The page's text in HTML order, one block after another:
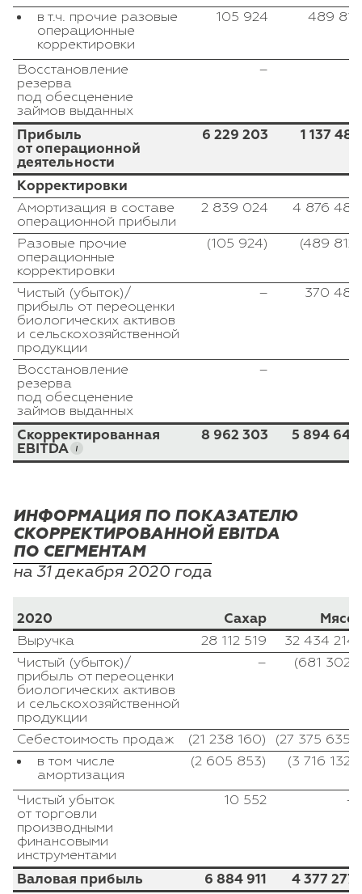
в т.ч. прочие разовые
операционные
корректировки
105 924 489 812
Восстановление
резерва
под обесценение
займов выданных
–
Прибыль
от операционной
деятельности
6 229 203 1 137 482
Корректировки
Амортизация в составе
операционной прибыли
2 839 024 4 876 484
Разовые прочие
операционные
корректировки
(105 924) (489 812)
Чистый (убыток)/
прибыль от переоценки
биологических активов
и сельскохозяйственной
продукции
– 370 486
Восстановление
резерва
под обесценение
займов выданных
–
Скорректированная
EBITDA
8 962 303 5 894 640
ИНФОРМАЦИЯ ПО ПОКАЗАТЕЛЮ
СКОРРЕКТИРОВАННОЙ EBITDA
ПО СЕГМЕНТАМ
на 31 декабря 2020 года
2020 Сахар Мясо
Выручка 28 112 519
32 434 214
Чистый (убыток)/
прибыль от переоценки
биологических активов
и сельскохозяйственной
продукции
– (681 302)
Себестоимость продаж (21 238 160)
(27 375 635)
в том числе
амортизация
(2 605 853) (3 716 132)
Чистый убыток
от торговли
производными
финансовыми
инструментами
10 552 –
Валовая прибыль 6 884 911 4 377 277